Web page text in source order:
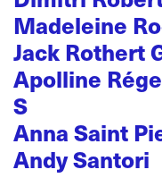
Madeleine
Jack Rothert
Apolline
S
Anna Saint
Andy Santori